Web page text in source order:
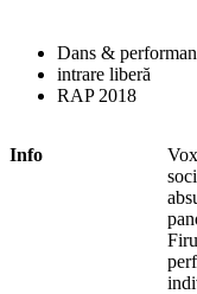
Dans &
intrare liberă
RAP 2018
Info